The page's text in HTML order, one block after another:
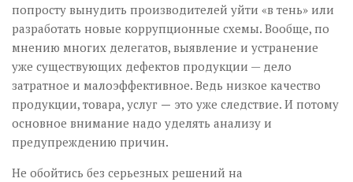
попросту вынудить производителей уйти «в тень» или
разработать новые коррупционные схемы. Вообще, по
мнению многих делегатов, выявление и устранение
уже существующих дефектов продукции — дело
затратное и малоэффективное. Ведь низкое качество
продукции, товара, услуг — это уже следствие. И потому
основное внимание надо уделять анализу и
предупреждению причин.
Не обойтись без серьезных решений на